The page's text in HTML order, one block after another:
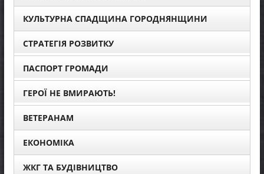
КУЛЬТУРНА СПАДЩИНА ГОРОДНЯНЩИНИ
СТРАТЕГІЯ РОЗВИТКУ
ПАСПОРТ ГРОМАДИ
ГЕРОЇ НЕ ВМИРАЮТЬ!
ВЕТЕРАНАМ
ЕКОНОМІКА
ЖКГ ТА БУДІВНИЦТВО